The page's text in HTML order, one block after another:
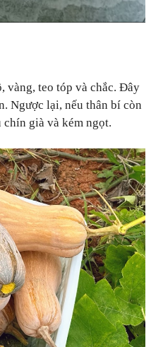
vàng, teo tóp và chắc. Đây
Ngược lại, nếu thân bí còn
chín già và kém ngọt.